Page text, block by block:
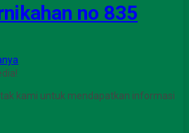
no 835
kami untuk mendapatkan informasi